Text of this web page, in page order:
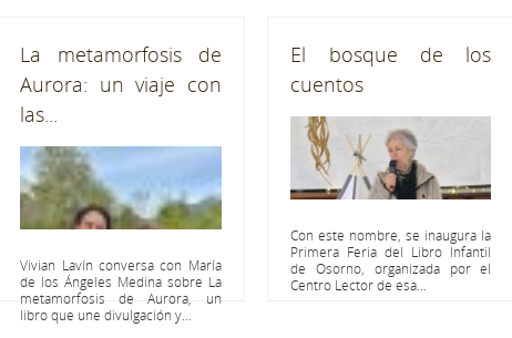
La metamorfosis de
Aurora: un viaje con
las...
Vivian Lavín conversa con María
de los Ángeles Medina sobre La
metamorfosis de Aurora, un
libro que une divulgación y...
El bosque de los
cuentos
Con este nombre, se inaugura la
Primera Feria del Libro Infantil
de Osorno, organizada por el
Centro Lector de esa...